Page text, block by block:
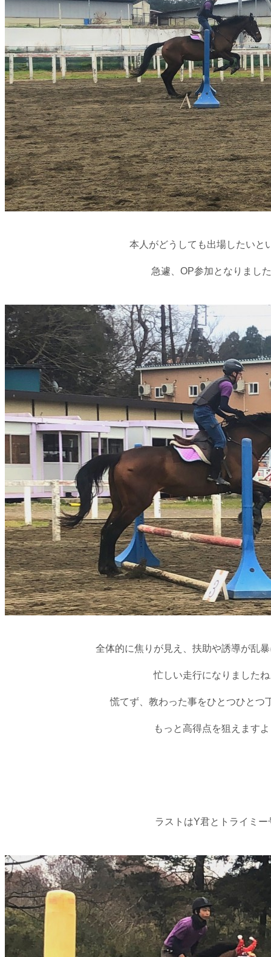
本人がどうしても出場したいと
急遽、OP参加となりまし
全体的に焦りが見え、扶助や誘導が乱
忙しい走行になりました
慌てず、教わった事をひとつひとつ
もっと高得点を狙えます
ラストはY君とトライミー